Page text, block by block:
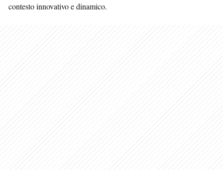
contesto innovativo e dinamico.